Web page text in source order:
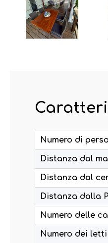
Numero di
Distanza dal
Distanza dal
Distanza dalla
Numero delle
Numero dei